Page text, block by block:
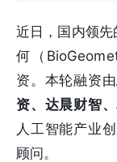
近日，国内领
何（
资。本轮融资由
资、达晨财智
人工智能产业
顾问。